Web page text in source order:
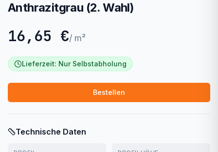
Anthrazitgrau (2. Wahl)
16,65 €/ m²
Lieferzeit: Nur Selbstabholung
Bestellen
Technische Daten